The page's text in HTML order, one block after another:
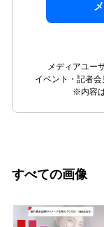
メディアユー
イベント・記者会
※内容
すべての画像